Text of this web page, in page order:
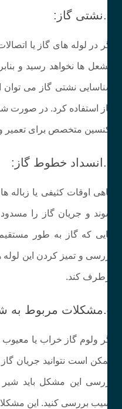
در لوله‌ های گاز یا اتصالات
ها نخواهد رسید و
نشتی گاز می‌ توان از
استفاده کرد. در صورت
متخصص برای تعمیر و
اوقات کثیفی یا زباله‌ ها
و جریان گاز را مسدود
که گاز به‌ طور مستقیم
و تمیز کردن این لوله‌ ها
کند.
ولوم گاز خراب یا معیوب
است نتوانید جریان گاز
این مشکل باید شیر
بررسی کنید. این مشکلات